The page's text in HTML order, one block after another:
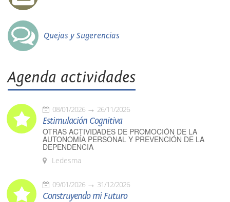
Quejas y Sugerencias
Agenda actividades
08/01/2026 26/11/2026
Estimulación Cognitiva
OTRAS ACTIVIDADES DE PROMOCIÓN DE LA
AUTONOMÍA PERSONAL Y PREVENCIÓN DE LA
DEPENDENCIA
Ledesma
09/01/2026 31/12/2026
Construyendo mi Futuro